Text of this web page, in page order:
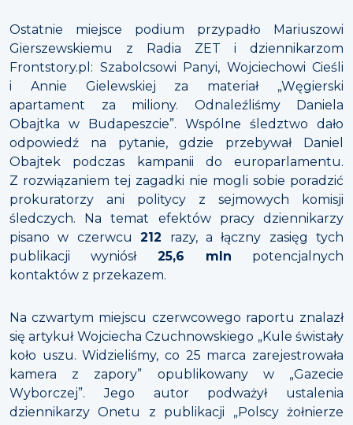
Ostatnie miejsce podium przypadło Mariuszowi
Gierszewskiemu z Radia ZET i dziennikarzom
Frontstory.pl: Szabolcsowi Panyi, Wojciechowi Cieśli
i Annie Gielewskiej za materiał „Węgierski
apartament za miliony. Odnaleźliśmy Daniela
Obajtka w Budapeszcie”. Wspólne śledztwo dało
odpowiedź na pytanie, gdzie przebywał Daniel
Obajtek podczas kampanii do europarlamentu.
Z rozwiązaniem tej zagadki nie mogli sobie poradzić
prokuratorzy ani politycy z sejmowych komisji
śledczych. Na temat efektów pracy dziennikarzy
pisano w czerwcu212 razy, a łączny zasięg tych
publikacji wyniósł 25,6 mln potencjalnych
kontaktów z przekazem.
Na czwartym miejscu czerwcowego raportu znalazł
się artykuł Wojciecha Czuchnowskiego „Kule świstały
koło uszu. Widzieliśmy, co 25 marca zarejestrowała
kamera z zapory” opublikowany w „Gazecie
Wyborczej”. Jego autor podważył ustalenia
dziennikarzy Onetu z publikacji „Polscy żołnierze